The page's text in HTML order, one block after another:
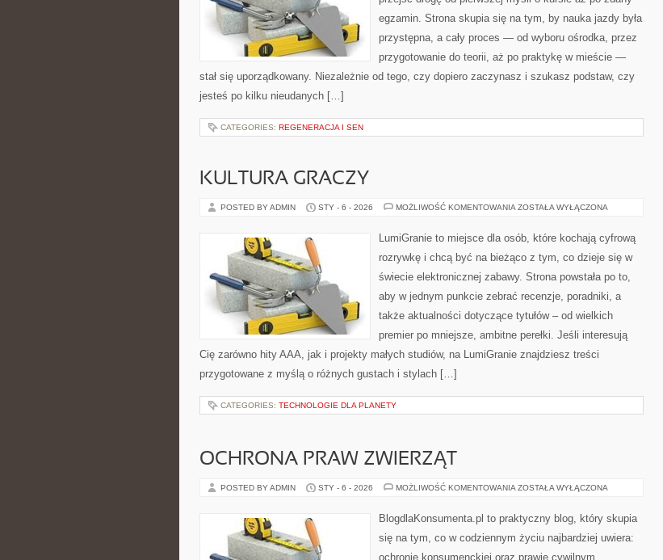
egzamin. Strona skupia się na tym, by nauka jazdy była
przystępna, a cały proces — od wyboru ośrodka, przez
przygotowanie do teorii, aż po praktykę w mieście —
stał się uporządkowany. Niezależnie od tego, czy dopiero zaczynasz i szukasz podstaw, czy
jesteś po kilku nieudanych […]
CATEGORIES: REGENERACJA I SEN
KULTURA GRACZY
POSTED BY ADMIN STY - 6 - 2026 MOŻLIWOŚĆ KOMENTOWANIA KULTURA
ZOSTAŁA WYŁĄCZONA
LumiGranie to miejsce dla osób, które kochają cyfrową
rozrywkę i chcą być na bieżąco z tym, co dzieje się w
świecie elektronicznej zabawy. Strona powstała po to,
aby w jednym punkcie zebrać recenzje, poradniki, a
także aktualności dotyczące tytułów – od wielkich
premier po mniejsze, ambitne perełki. Jeśli interesują
Cię zarówno hity AAA, jak i projekty małych studiów, na LumiGranie znajdziesz treści
przygotowane z myślą o różnych gustach i stylach […]
CATEGORIES: TECHNOLOGIE DLA PLANETY
OCHRONA PRAW ZWIERZĄT
POSTED BY ADMIN STY - 6 - 2026 MOŻLIWOŚĆ KOMENTOWANIA OCHRONA
ZOSTAŁA WYŁĄCZONA
BlogdlaKonsumenta.pl to praktyczny blog, który skupia
się na tym, co w codziennym życiu najbardziej uwiera:
ochronie konsumenckiej oraz prawie cywilnym